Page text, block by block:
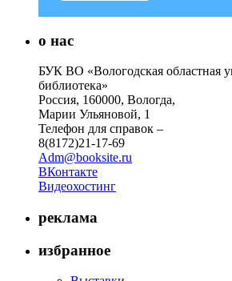
о нас
БУК ВО «Вологодская областная
библиотека»
Россия, 160000, Вологда,
Марии Ульяновой, 1
Телефон для справок –
8(8172)21-17-69
Adm@booksite.ru
ВКонтакте
Видеохостинг
реклама
избранное